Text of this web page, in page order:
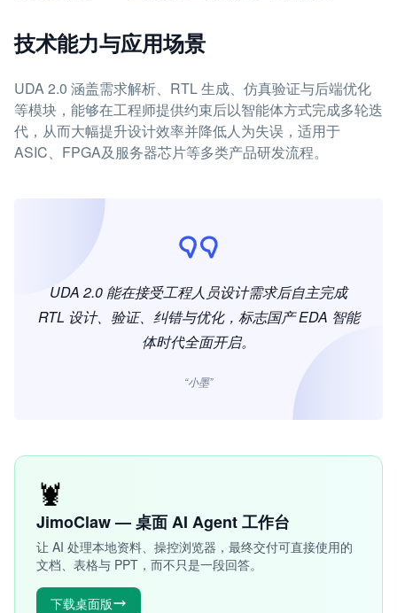
技术能力与应用场景
UDA 2.0 涵盖需求解析、RTL 生成、仿真验证与后端优化
等模块，能够在工程师提供约束后以智能体方式完成多轮迭
代，从而大幅提升设计效率并降低人为失误，适用于
ASIC、FPGA及服务器芯片等多类产品研发流程。
UDA 2.0 能在接受工程人员设计需求后自主完成
RTL 设计、验证、纠错与优化，标志国产 EDA 智能
体时代全面开启。
“小墨”
🦞
JimoClaw — 桌面 AI Agent 工作台
让 AI 处理本地资料、操控浏览器，最终交付可直接使用的
文档、表格与 PPT，而不只是一段回答。
下载桌面版